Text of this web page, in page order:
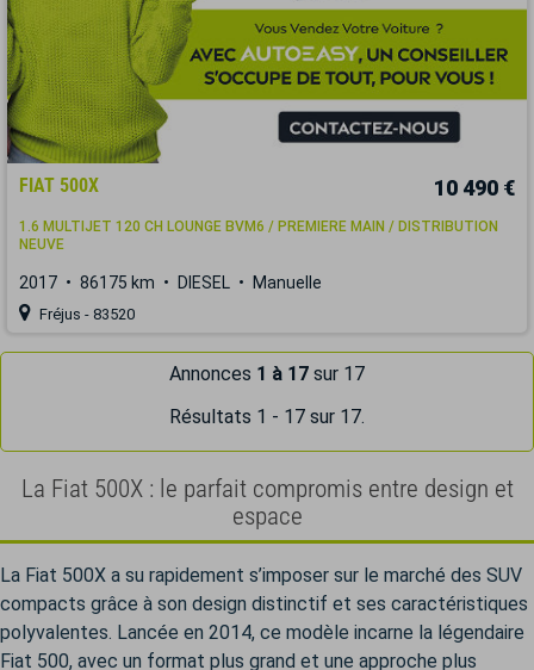
FIAT 500X 10 490 €
1.6 MULTIJET 120 CH LOUNGE BVM6 / PREMIERE MAIN / DISTRIBUTION
NEUVE
2017 86175 km DIESEL Manuelle
Fréjus - 83520
Annonces 1 à 17 sur 17
Résultats 1 - 17 sur 17.
La Fiat 500X : le parfait compromis entre design et
espace
La Fiat 500X a su rapidement s’imposer sur le marché des SUV
compacts grâce à son design distinctif et ses caractéristiques
polyvalentes. Lancée en 2014, ce modèle incarne la légendaire
Fiat 500, avec un format plus grand et une approche plus